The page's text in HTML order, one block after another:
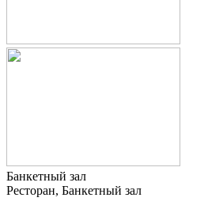
Банкетный зал
Ресторан, Банкетный зал